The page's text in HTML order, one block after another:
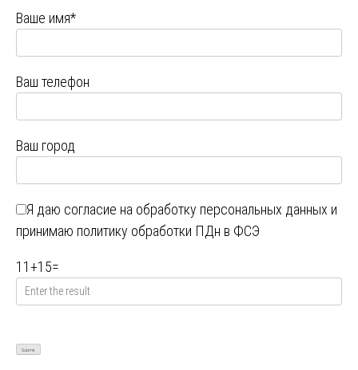
Ваше имя*
Ваш телефон
Ваш город
Я даю согласие на обработку персональных данных и
принимаю политику обработки ПДн в ФСЭ
11 +15=